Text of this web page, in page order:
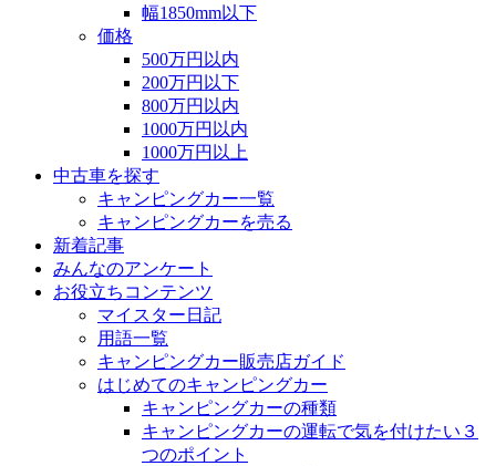
幅1850mm以下
価格
500万円以内
200万円以下
800万円以内
1000万円以内
1000万円以上
中古車を探す
キャンピングカー一覧
キャンピングカーを売る
新着記事
みんなのアンケート
お役立ちコンテンツ
マイスター日記
用語一覧
キャンピングカー販売店ガイド
はじめてのキャンピングカー
キャンピングカーの種類
キャンピングカーの運転で気を付けたい３
つのポイント